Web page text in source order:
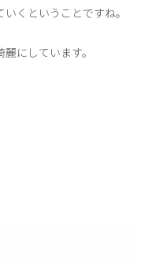
くということですね。
にしています。